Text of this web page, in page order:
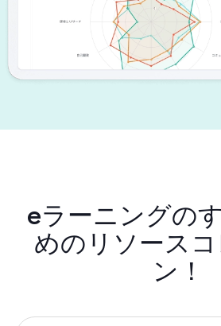
eラーニングの
めのリソース
ン！